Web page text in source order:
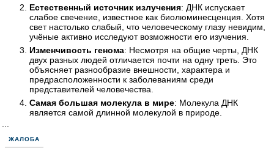
Естественный источник излучения: ДНК испускает
слабое свечение, известное как биолюминесценция. Хотя
свет настолько слабый, что человеческому глазу невидим,
учёные активно исследуют возможности его изучения.
Изменчивость генома: Несмотря на общие черты, ДНК
двух разных людей отличается почти на одну треть. Это
объясняет разнообразие внешности, характера и
предрасположенности к заболеваниям среди
представителей человечества.
Самая большая молекула в мире: Молекула ДНК
является самой длинной молекулой в природе.
ЖАЛОБА